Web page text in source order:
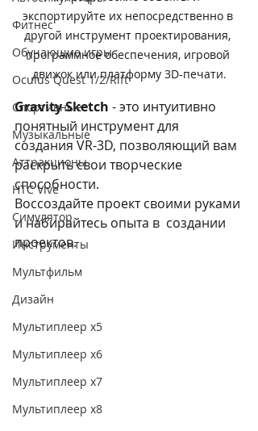
Фитнес
Обучающие игры
Oculus Quest 1/2/Rift
Спортивные
Музыкальные
Аттракционы
HTC Vive
Симулятор
Инструменты
Мультфильм
Дизайн
Мультиплеер х5
Мультиплеер х6
Мультиплеер х7
Мультиплеер х8
экспортируйте их непосредственно в
другой инструмент проектирования,
программное обеспечения, игровой
движок или платформу 3D-печати.
Gravity Sketch - это интуитивно
понятный инструмент для
создания VR-3D, позволяющий вам
раскрыть свои творческие
способности.
Воссоздайте проект своими руками
и набирайтесь опыта в  создании
проектов.